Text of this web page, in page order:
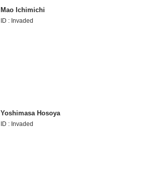
Mao Ichimichi
ID : Invaded
Yoshimasa Hosoya
ID : Invaded